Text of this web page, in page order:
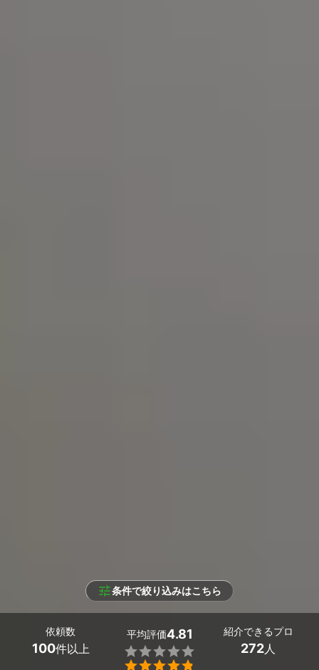
条件で絞り込みはこちら
依頼数
100件以上
平均評価4.81


紹介できるプロ
272人